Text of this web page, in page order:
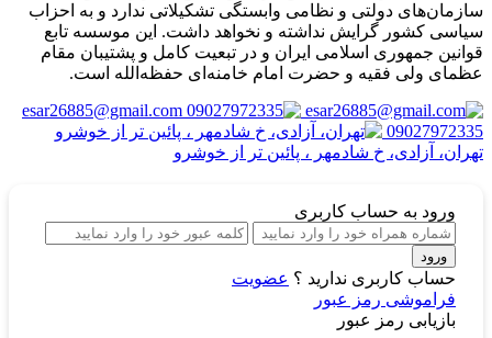
سازمان‌های دولتی و نظامی وابستگی تشکیلاتی ندارد و به احزاب
سیاسی کشور گرایش نداشته و نخواهد داشت. این موسسه تابع
قوانین جمهوری اسلامی ایران و در تبعیت کامل و پشتیبان مقام
عظمای ولی فقیه و حضرت امام خامنه‌ای حفظه‌الله است.
esar26885@gmail.com
09027972335
تهران، آزادی، خ شادمهر ، پائین تر از خوشرو
ورود به حساب کاربری
ورود
حساب کاربری ندارید ؟ عضویت
فراموشی رمز عبور
بازیابی رمز عبور